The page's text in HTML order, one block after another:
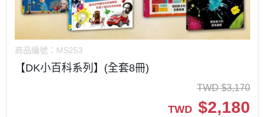
商品編號： MS253
【DK小百科系列】(全套8冊)
TWD $3,170
TWD $2,180